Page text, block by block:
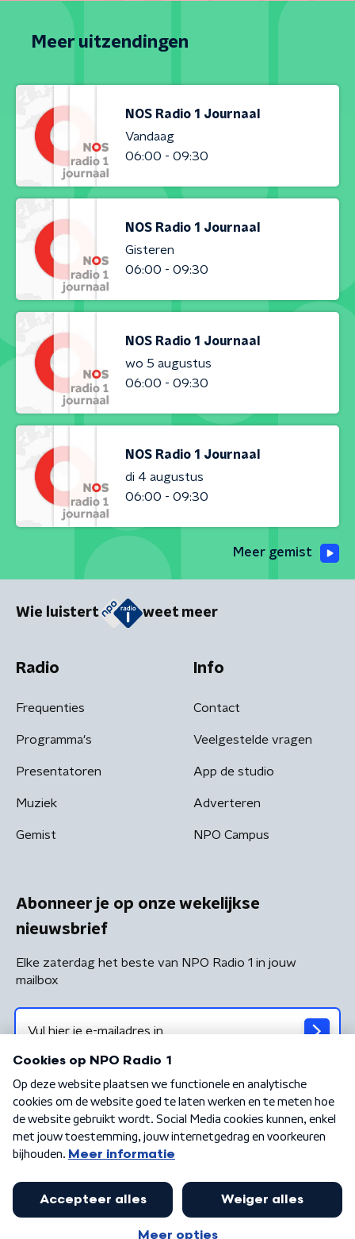
Meer uitzendingen
NOS Radio 1 Journaal
Vandaag
06:00 - 09:30
NOS Radio 1 Journaal
Gisteren
06:00 - 09:30
NOS Radio 1 Journaal
wo 5 augustus
06:00 - 09:30
NOS Radio 1 Journaal
di 4 augustus
06:00 - 09:30
Meer gemist
Wie luistert weet meer
Radio
Frequenties
Programma's
Presentatoren
Muziek
Gemist
Info
Contact
Veelgestelde vragen
App de studio
Adverteren
NPO Campus
Abonneer je op onze wekelijkse
nieuwsbrief
Elke zaterdag het beste van NPO Radio 1 in jouw
mailbox
Algemene voorwaarden